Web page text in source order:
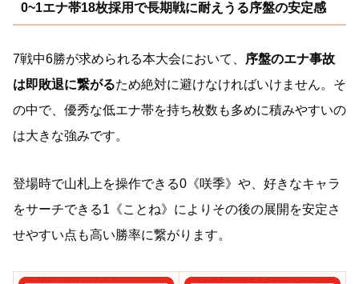
0~1エナ帯18枚採用で長期戦に耐えうる序盤の安定感
7戦中6勝が求められる本大会において、
序盤のエナ事故
は即敗退に繋がるため絶対に避けなければいけません。そ
の中で、優秀な低エナ帯を持ち枚数も多めに積みやすいの
は大きな強みです。
登場時で山札上を操作できる0《咲季》や、好きなキャラ
をサーチできる1《ことね》によりその後の展開を安定さ
せやすい点も高い勝率に繋がります。